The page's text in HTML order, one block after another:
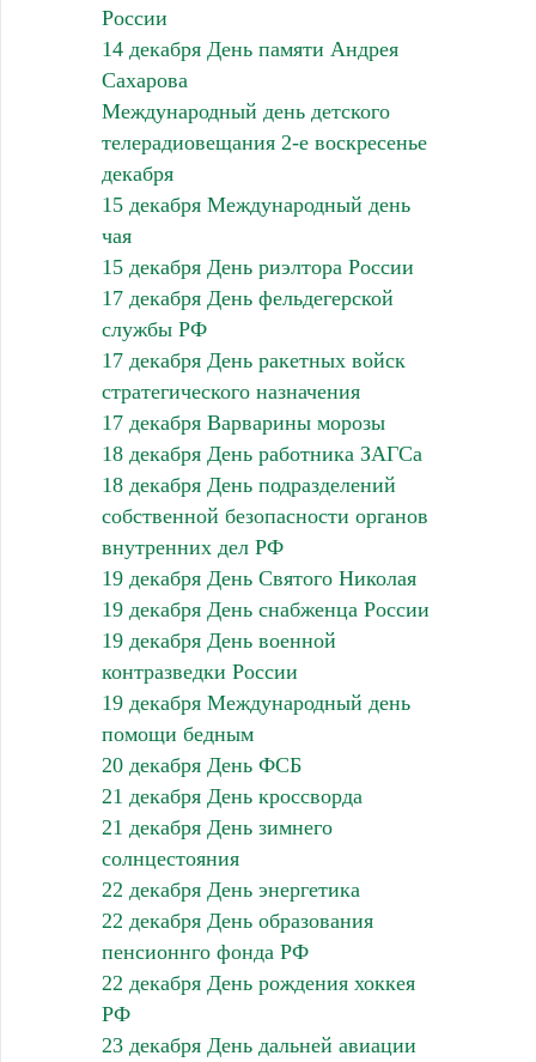
России
14 декабря День памяти Андрея
Сахарова
Международный день детского
телерадиовещания 2-е воскресенье
декабря
15 декабря Международный день
чая
15 декабря День риэлтора России
17 декабря День фельдегерской
службы РФ
17 декабря День ракетных войск
стратегического назначения
17 декабря Варварины морозы
18 декабря День работника ЗАГСа
18 декабря День подразделений
собственной безопасности органов
внутренних дел РФ
19 декабря День Святого Николая
19 декабря День снабженца России
19 декабря День военной
контразведки России
19 декабря Международный день
помощи бедным
20 декабря День ФСБ
21 декабря День кроссворда
21 декабря День зимнего
солнцестояния
22 декабря День энергетика
22 декабря День образования
пенсионнго фонда РФ
22 декабря День рождения хоккея
РФ
23 декабря День дальней авиации